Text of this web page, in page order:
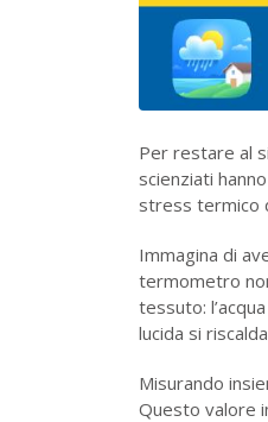
Per restare al
scienziati
stress termico
Immagina di
termometro
tessuto:
lucida si
Misurando
Questo valore